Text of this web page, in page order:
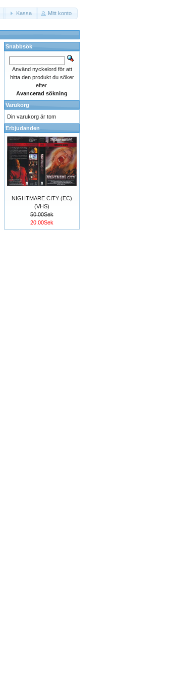
Kassa Mitt konto
Snabbsök
Använd nyckelord för att
hitta den produkt du söker
efter.
Avancerad sökning
Varukorg
Din varukorg är tom
Erbjudanden
NIGHTMARE CITY (EC)
(VHS)
50.00Sek
20.00Sek